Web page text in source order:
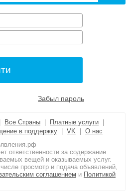
Забыл пароль
Все Страны Платные услуги
в поддержку VK
О нас
ответственности за содержание
вещей и оказываемых услуг.
просмотр и подача объявлений,
соглашением и Политикой